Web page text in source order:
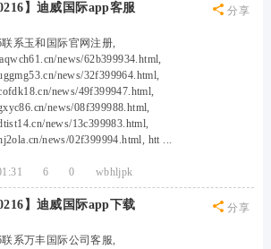
分享
】迪威国际app客服
联系玉和国际官网注册,
news/62b399934.html,
news/32f399964.html,
news/49f399947.html,
news/08f399988.html,
news/13c399983.html,
news/02f399994.html, htt ...
wbhljpk
6 0
分享
】迪威国际app下载
联系万丰国际公司客服,